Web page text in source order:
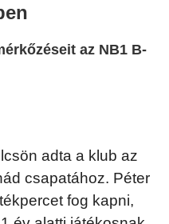
az NB1 B-
adta a klub az
csapatához. Péter
fog kapni,